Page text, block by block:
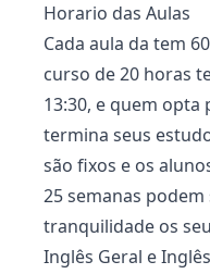
Horario das Aulas
Cada aula da tem
curso de 20 horas
13:30, e quem opta
termina seus
são fixos e os
25 semanas
tranquilidade os
Inglês Geral e